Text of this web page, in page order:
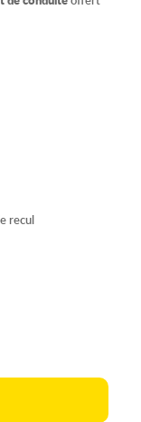
recul